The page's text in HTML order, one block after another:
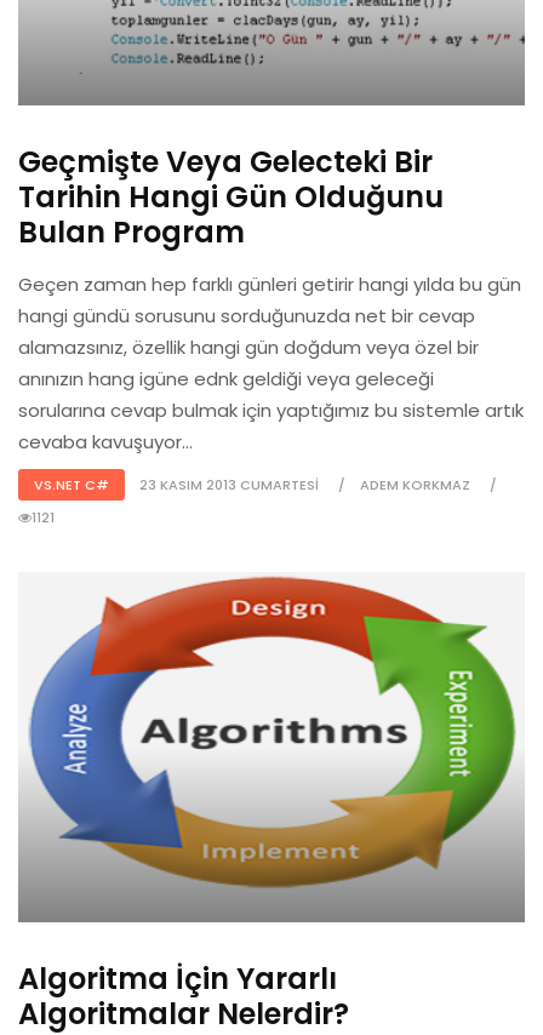
Geçmişte Veya Gelecteki Bir
Tarihin Hangi Gün Olduğunu
Bulan Program
Geçen zaman hep farklı günleri getirir hangi yılda bu gün
hangi gündü sorusunu sorduğunuzda net bir cevap
alamazsınız, özellik hangi gün doğdum veya özel bir
anınızın hang igüne ednk geldiği veya geleceği
sorularına cevap bulmak için yaptığımız bu sistemle artık
cevaba kavuşuyor...
VS.NET C# 23 KASIM 2013 CUMARTESI
ADEM KORKMAZ
1121
Algoritma İçin Yararlı
Algoritmalar Nelerdir?